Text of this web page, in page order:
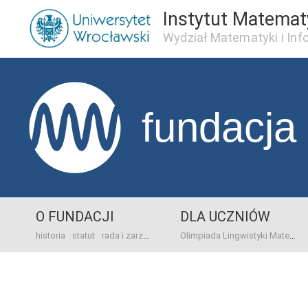
Instytut
Wydział Matematyki i
fundacja
O FUNDACJI
historia statut rada i zarząd dane bankowo-adresowe kontakt
DLA UCZNIÓW
Olimpiada Lingwistyki Matematycznej